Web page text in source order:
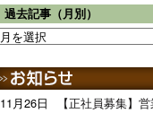
過去記事（月別）
11月26日 【正社員募集】